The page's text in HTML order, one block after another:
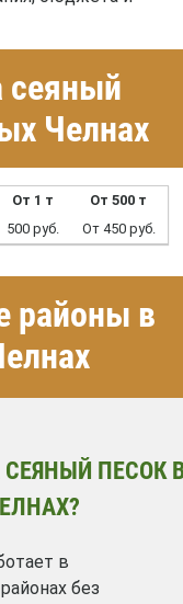
сеяный
Челнах
От 1 т
От 500 т
500 руб. От 450 руб.
районы в
ПЕСОК
в
без